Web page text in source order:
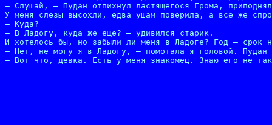
– Слушай, – Пудан отпихнул ластящегося Грома,
У меня слезы высохли, едва ушам поверила, а все же
– Куда?
– В Ладогу, куда же еще? – удивился старик.
И хотелось бы, но забыли ли меня в Ладоге? Год – срок
– Нет, не могу я в Ладогу, – помотала я головой. Пудан
– Вот что, девка. Есть у меня знакомец. Знаю его не